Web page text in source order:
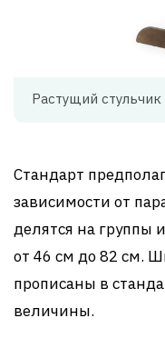
Растущий
Стандарт
зависимости от
делятся на группы
от 46 см до 82 см.
прописаны в
величины.